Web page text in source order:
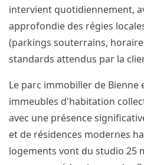
intervient quotidiennement,
approfondie des régies
(parkings souterrains,
standards attendus par la
Le parc immobilier de Bienne
immeubles d'habitation
avec une présence
et de résidences modernes
logements vont du studio 25